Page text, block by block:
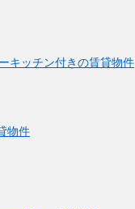
キッチン付きの賃貸物件
物件